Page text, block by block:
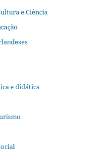
e Ciência
e didática